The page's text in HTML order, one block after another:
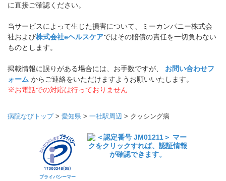
に直接ご確認ください。
当サービスによって生じた損害について、ミーカンパニー株式会
社および株式会社eヘルスケアではその賠償の責任を一切負わない
ものとします。
掲載情報に誤りがある場合には、お手数ですが、 お問い合わせフ
ォーム からご連絡をいただけますようお願いいたします。
※お電話での対応は行っておりません
病院なびトップ> 愛知県 > 一社駅周辺 > クッシング病
プライバシーマー